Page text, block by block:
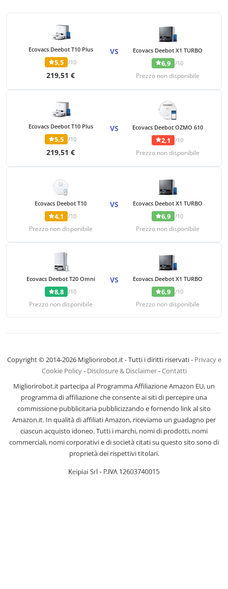
Ecovacs Deebot T10 Plus
5,5 /10
219,51 €
VS Ecovacs Deebot X1 TURBO
6,9 /10
Prezzo non disponibile
Ecovacs Deebot T10 Plus
5,5 /10
219,51 €
VS Ecovacs Deebot OZMO 610
2,1 /10
Prezzo non disponibile
Ecovacs Deebot T10
4,1 /10
Prezzo non disponibile
VS Ecovacs Deebot X1 TURBO
6,9 /10
Prezzo non disponibile
Ecovacs Deebot T20 Omni
8,8 /10
Prezzo non disponibile
VS Ecovacs Deebot X1 TURBO
6,9 /10
Prezzo non disponibile
Copyright © 2014-2026 Migliorirobot.it - Tutti i diritti riservati - Privacy e
Cookie Policy- Disclosure & Disclaimer-Contatti
Migliorirobot.it partecipa al Programma Affiliazione Amazon EU, un
programma di affiliazione che consente ai siti di percepire una
commissione pubblicitaria pubblicizzando e fornendo link al sito
Amazon.it. In qualità di affiliati Amazon, riceviamo un guadagno per
ciascun acquisto idoneo. Tutti i marchi, nomi di prodotti, nomi
commerciali, nomi corporativi e di società citati su questo sito sono di
proprietà dei rispettivi titolari.